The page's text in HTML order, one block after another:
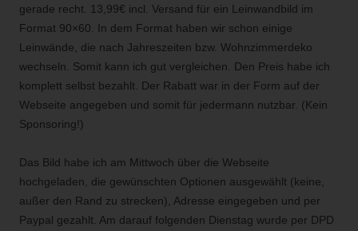
gerade recht. 13,99€ incl. Versand für ein Leinwandbild im
Format 90×60. In dem Format haben wir schon einige
Leinwände, die nach Jahreszeiten bzw. Wohnzimmerdeko
wechseln. Somit kann ich gut vergleichen. Den Preis habe ich
komplett selbst bezahlt. Der Rabatt war in der Form auf der
Webseite angegeben und somit für jedermann nutzbar. (Kein
Sponsoring!)
Das Bild habe ich am Mittwoch über die Webseite
hochgeladen, die gewünschten Optionen ausgewählt (keine,
außer den Rand zu strecken), Adresse eingegeben und per
Paypal gezahlt. Am darauf folgenden Dienstag wurde per DPD